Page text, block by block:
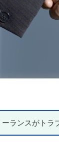
ーランスがトラ